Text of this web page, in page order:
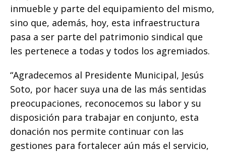
inmueble y parte del equipamiento del mismo,
sino que, además, hoy, esta infraestructura
pasa a ser parte del patrimonio sindical que
les pertenece a todas y todos los agremiados.
“Agradecemos al Presidente Municipal, Jesús
Soto, por hacer suya una de las más sentidas
preocupaciones, reconocemos su labor y su
disposición para trabajar en conjunto, esta
donación nos permite continuar con las
gestiones para fortalecer aún más el servicio,